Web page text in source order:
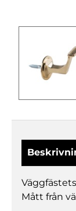
Mått från